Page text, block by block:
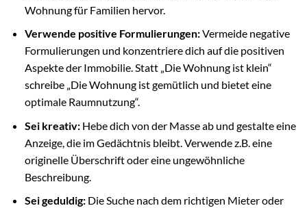
Wohnung für Familien hervor.
Verwende positive Formulierungen:Vermeide negative
Formulierungen und konzentriere dich auf die positiven
Aspekte der Immobilie. Statt „Die Wohnung ist klein“
schreibe „Die Wohnung ist gemütlich und bietet eine
optimale Raumnutzung“.
Sei kreativ:Hebe dich von der Masse ab und gestalte eine
Anzeige, die im Gedächtnis bleibt. Verwende z.B. eine
originelle Überschrift oder eine ungewöhnliche
Beschreibung.
Sei geduldig:Die Suche nach dem richtigen Mieter oder